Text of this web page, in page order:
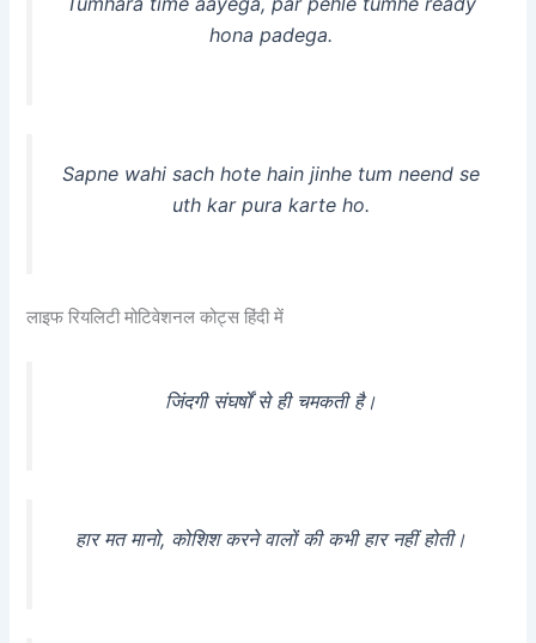
hona padega.
Sapne wahi sach hote hain jinhe tum neend se
uth kar pura karte ho.
लाइफ रियलिटी मोटिवेशनल कोट्स हिंदी में
जिंदगी संघर्षों से ही चमकती है।
हार मत मानो, कोशिश करने वालों की कभी हार नहीं होती।